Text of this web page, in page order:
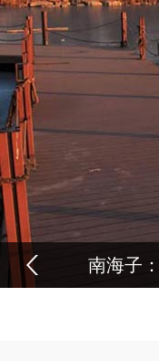
南海子